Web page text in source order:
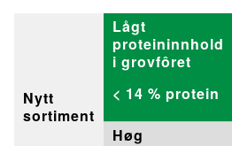
Nytt
sortiment
Lågt
proteininnhold
i grovfôret
< 14 % protein
Høg